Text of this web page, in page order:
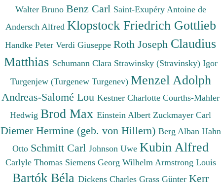
Walter Bruno Benz Carl Saint-Exupéry Antoine de
Andersch Alfred Klopstock Friedrich Gottlieb
Handke Peter Verdi Giuseppe Roth Joseph Claudius
Matthias Schumann Clara Strawinsky (Stravinsky) Igor
Turgenjew (Turgenew Turgenev) Menzel Adolph
Andreas-Salomé Lou Kestner Charlotte Courths-Mahler
Hedwig Brod Max Einstein Albert Zuckmayer Carl
Diemer Hermine (geb. von Hillern) Berg Alban Hahn
Otto Schmitt Carl Johnson Uwe Kubin Alfred
Carlyle Thomas Siemens Georg Wilhelm Armstrong Louis
Bartók Béla Dickens Charles Grass Günter Kerr